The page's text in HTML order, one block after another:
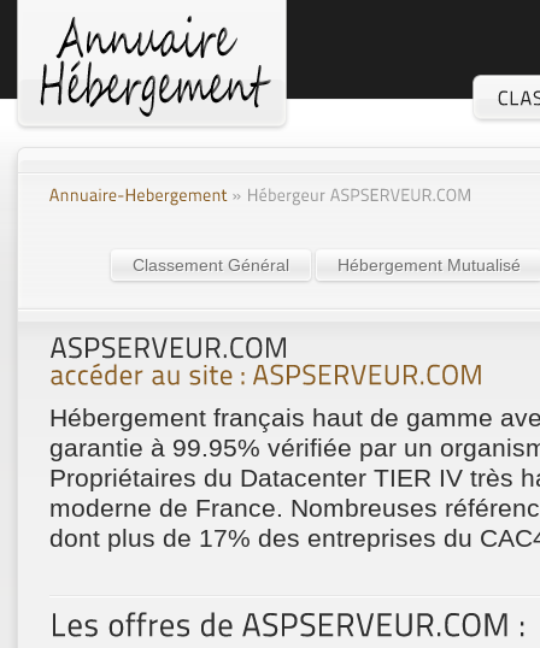
Classement Général Hébergement Mutualisé
Hébergement français haut de gamme
garantie à 99.95% vérifiée par un
Propriétaires du Datacenter TIER IV très
moderne de France. Nombreuses
dont plus de 17% des entreprises du